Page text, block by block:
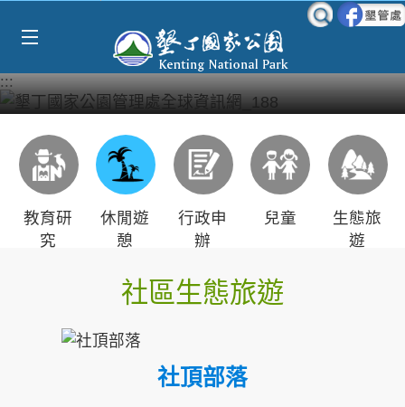
:::
教育研
究
休閒遊
憩
行政申
辦
兒童
生態旅
遊
社區生態旅遊
社頂部落